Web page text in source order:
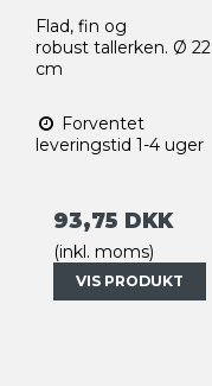
Flad, fin og
robust tallerken. Ø 22
cm
Forventet
leveringstid 1-4 uger
93,75 DKK
(inkl. moms)
VIS PRODUKT